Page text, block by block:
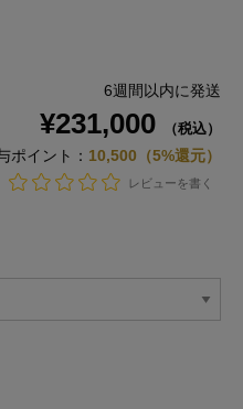
6週間以内に発送
¥231,000 （税込）
ポイント： 10,500（5%還元）
レビューを書く